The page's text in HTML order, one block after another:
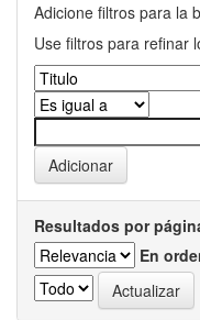
Adicione filtros para la
Use filtros para refinar
Resultados por
En